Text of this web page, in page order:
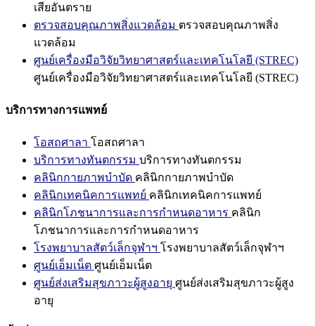
เสียอันตราย
ตรวจสอบคุณภาพสิ่งแวดล้อม ตรวจสอบคุณภาพสิ่ง
แวดล้อม
ศูนย์เครื่องมือวิจัยวิทยาศาสตร์และเทคโนโลยี (STREC)
ศูนย์เครื่องมือวิจัยวิทยาศาสตร์และเทคโนโลยี (STREC)
บริการทางการแพทย์
โอสถศาลา โอสถศาลา
บริการทางทันตกรรม บริการทางทันตกรรม
คลินิกกายภาพบำบัด คลินิกกายภาพบำบัด
คลินิกเทคนิคการแพทย์ คลินิกเทคนิคการแพทย์
คลินิกโภชนาการและการกำหนดอาหาร คลินิก
โภชนาการและการกำหนดอาหาร
โรงพยาบาลสัตว์เล็กจุฬาฯ โรงพยาบาลสัตว์เล็กจุฬาฯ
ศูนย์เอ็มเน็ต ศูนย์เอ็มเน็ต
ศูนย์ส่งเสริมสุขภาวะผู้สูงอายุ ศูนย์ส่งเสริมสุขภาวะผู้สูง
อายุ